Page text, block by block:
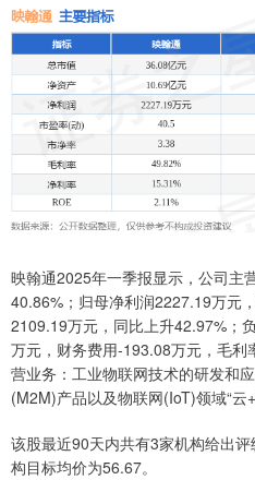
映翰通2025年一季报显示，公司主
40.86%；归母净利润2227.19万元
2109.19万元，同比上升42.97%；
万元，财务费用-193.08万元，毛
营业务：工业物联网技术的研发和
(M2M)产品以及物联网(IoT)领域“云+
该股最近90天内共有3家机构给出
构目标均价为56.67。